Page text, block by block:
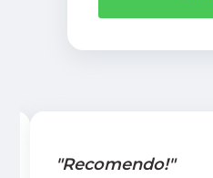
"Recomendo!"